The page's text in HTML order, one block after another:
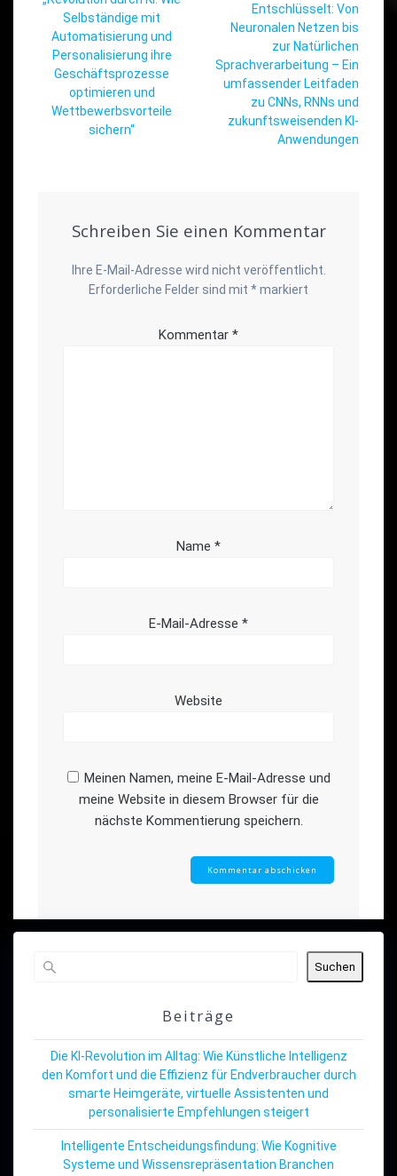
Beitrag:
Selbständige mit
Automatisierung und
Personalisierung ihre
Geschäftsprozesse
optimieren und
Wettbewerbsvorteile
sichern“
Beitrag:
Entschlüsselt: Von
Neuronalen Netzen bis
zur Natürlichen
Sprachverarbeitung – Ein
umfassender Leitfaden
zu CNNs, RNNs und
zukunftsweisenden KI-
Anwendungen
Schreiben Sie einen Kommentar
Ihre E-Mail-Adresse wird nicht veröffentlicht.
Erforderliche Felder sind mit *markiert
Kommentar *
Name *
E-Mail-Adresse *
Website
Meinen Namen, meine E-Mail-Adresse und
meine Website in diesem Browser für die
nächste Kommentierung speichern.
Suchen
Beiträge
Die KI-Revolution im Alltag: Wie Künstliche Intelligenz
den Komfort und die Effizienz für Endverbraucher durch
smarte Heimgeräte, virtuelle Assistenten und
personalisierte Empfehlungen steigert
Intelligente Entscheidungsfindung: Wie Kognitive
Systeme und Wissensrepräsentation Branchen